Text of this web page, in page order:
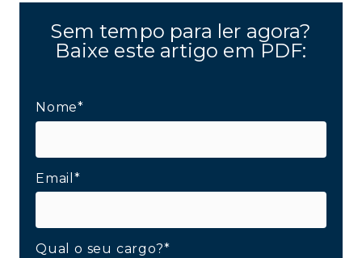
Sem tempo para ler agora?
Baixe este artigo em PDF:
Nome*
Email*
Qual o seu cargo?*